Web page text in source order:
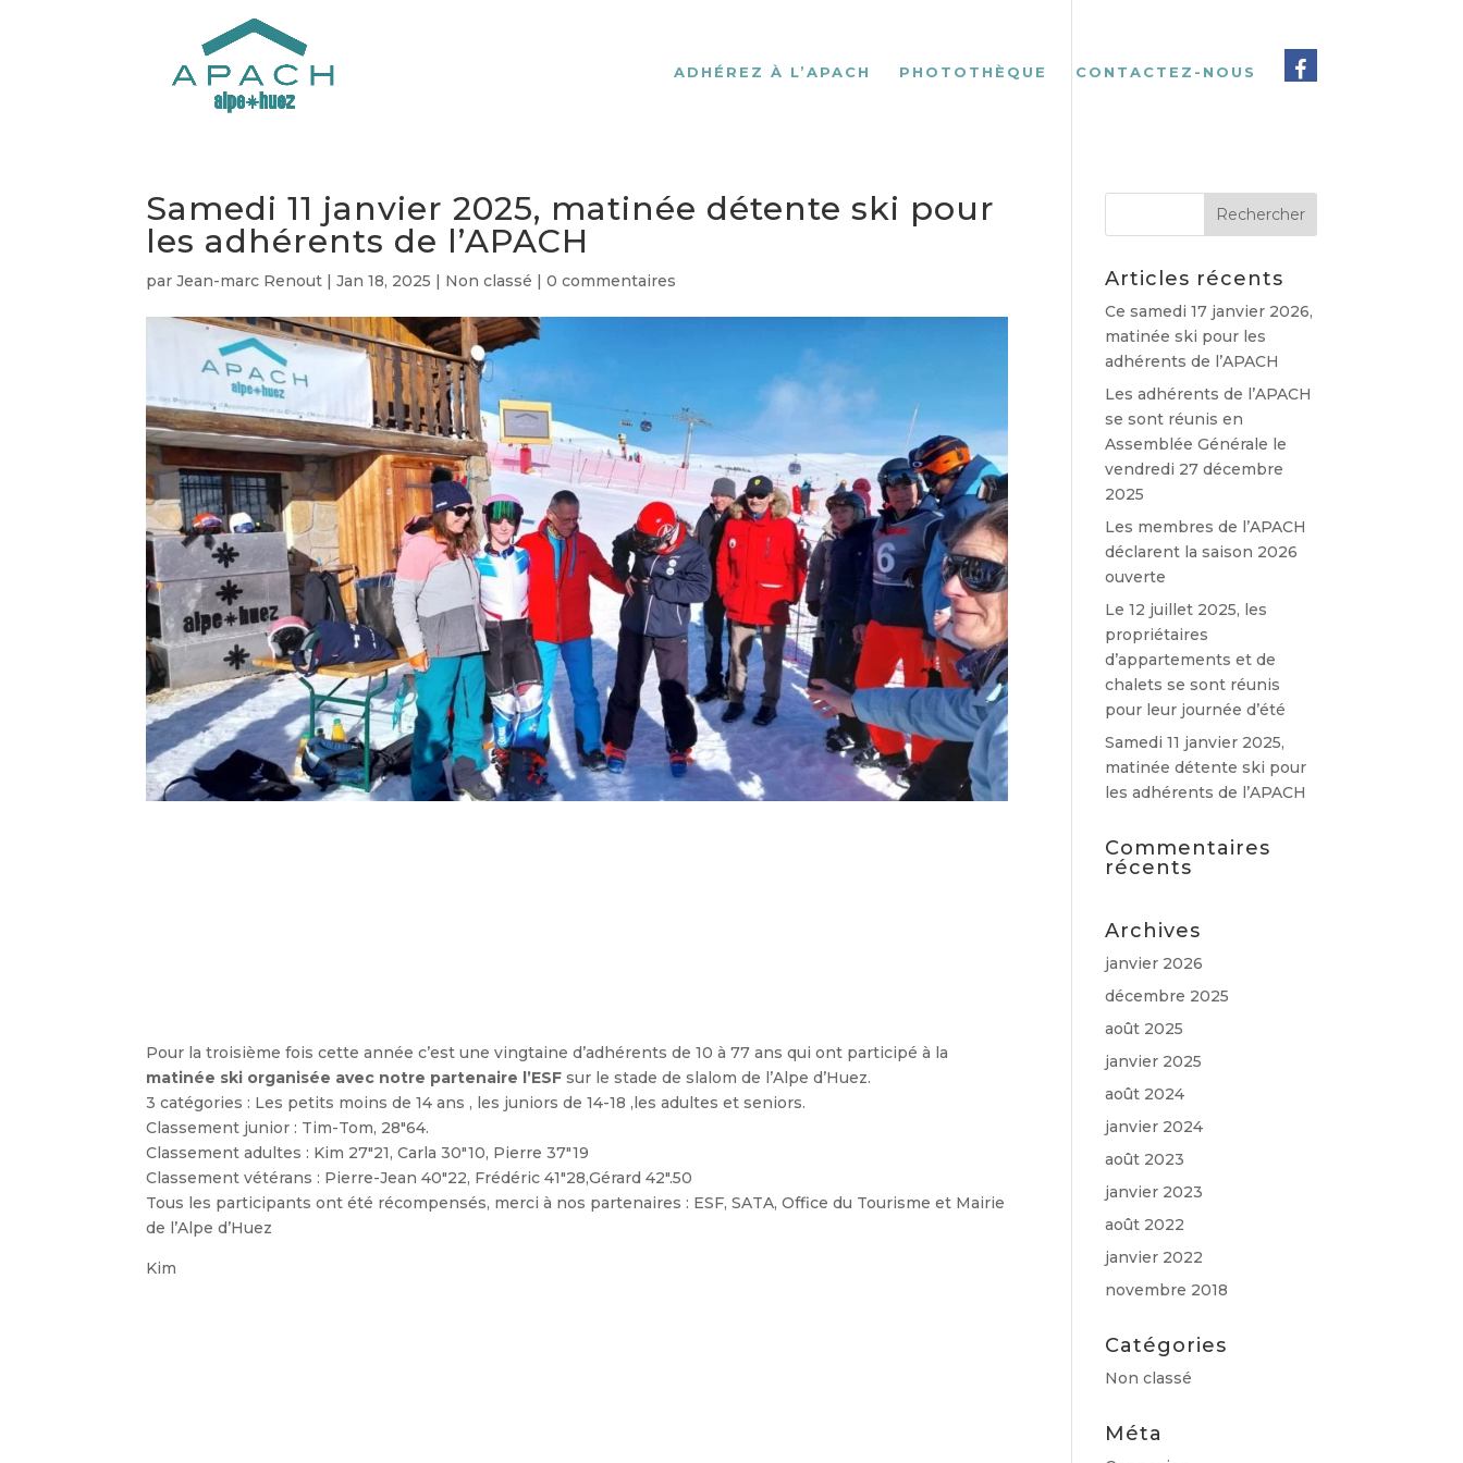
ADHÉREZ À L’APACH PHOTOTHÈQUE CONTACTEZ-NOUS
Samedi 11 janvier 2025, matinée détente ski pour
les adhérents de l’APACH
parJean-marc Renout |Jan 18, 2025 | Non classé |0 commentaires
Pour la troisième fois cette année c’est une vingtaine d’adhérents de 10 à 77 ans qui ont participé à la
matinée ski organisée avec notre partenaire l’ESF sur le stade de slalom de l’Alpe d’Huez.
3 catégories : Les petits moins de 14 ans , les juniors de 14-18 ,les adultes et seniors.
Classement junior : Tim-Tom, 28″64.
Classement adultes : Kim 27″21, Carla 30″10, Pierre 37″19
Classement vétérans : Pierre-Jean 40″22, Frédéric 41″28,Gérard 42″.50
Tous les participants ont été récompensés, merci à nos partenaires : ESF, SATA, Office du Tourisme et Mairie
de l’Alpe d’Huez
Kim
Articles récents
Ce samedi 17 janvier 2026,
matinée ski pour les
adhérents de l’APACH
Les adhérents de l’APACH
se sont réunis en
Assemblée Générale le
vendredi 27 décembre
2025
Les membres de l’APACH
déclarent la saison 2026
ouverte
Le 12 juillet 2025, les
propriétaires
d’appartements et de
chalets se sont réunis
pour leur journée d’été
Samedi 11 janvier 2025,
matinée détente ski pour
les adhérents de l’APACH
Commentaires
récents
Archives
janvier 2026
décembre 2025
août 2025
janvier 2025
août 2024
janvier 2024
août 2023
janvier 2023
août 2022
janvier 2022
novembre 2018
Catégories
Non classé
Méta